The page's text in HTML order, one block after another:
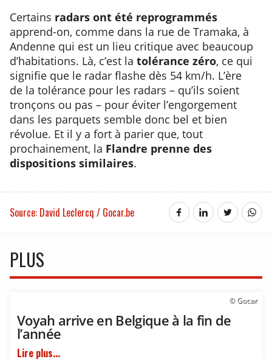
Certains radars ont été reprogrammés
apprend-on, comme dans la rue de Tramaka, à
Andenne qui est un lieu critique avec beaucoup
d’habitations. Là, c’est la tolérance zéro, ce qui
signifie que le radar flashe dès 54 km/h. L’ère
de la tolérance pour les radars – qu’ils soient
tronçons ou pas – pour éviter l’engorgement
dans les parquets semble donc bel et bien
révolue. Et il y a fort à parier que, tout
prochainement, la Flandre prenne des
dispositions similaires.
Source: David Leclercq / Gocar.be
PLUS
© Gocar
Voyah arrive en Belgique à la fin de
l’année
Lire plus...